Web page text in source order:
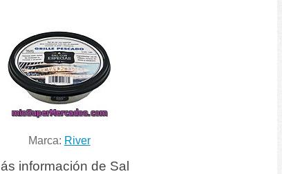
Marca: River
información de Sal